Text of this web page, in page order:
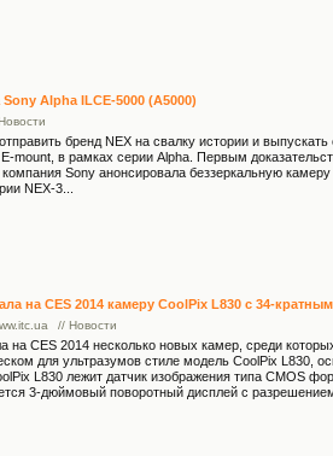
Alpha ILCE-5000 (A5000)
бренд NEX на свалку истории и
mount, в рамках серии Alpha. Первым
Sony анонсировала беззеркальную
NEX-3...
на CES 2014 камеру CoolPix L830 с 34-
// Новости
на CES 2014 несколько новых камер, среди
для ультразумов стиле модель CoolPix L830,
L830 лежит датчик изображения типа CMOS
3-дюймовый поворотный дисплей с